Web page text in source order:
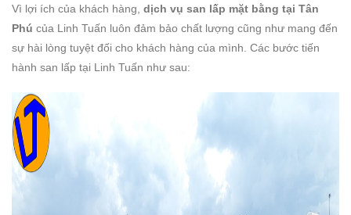
Vì lợi ích của khách hàng, dịch vụ san lấp mặt bằng tại Tân
Phú của Linh Tuấn luôn đảm bảo chất lượng cũng như mang đến
sự hài lòng tuyệt đối cho khách hàng của mình. Các bước tiến
hành san lấp tại Linh Tuấn như sau: